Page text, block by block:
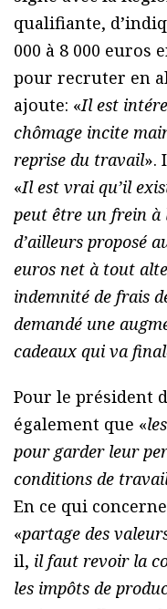
qualifiante,
000 à 8 000 euros
pour recruter en
ajoute: «Il est
chômage incite
reprise du travail».
«Il est vrai qu’il
peut être un frein à
d’ailleurs proposé
euros net à tout
indemnité de frais
demandé une
cadeaux qui va
Pour le président
également que «
pour garder leur
conditions de
En ce qui
«partage des
il, il faut revoir la
les impôts de